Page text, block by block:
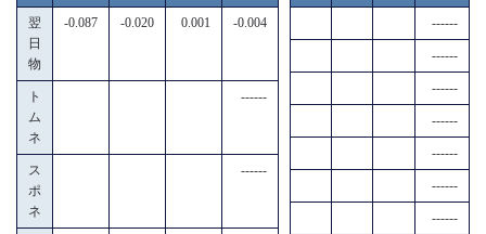
翌
日
物
-0.087 -0.020 0.001 -0.004
ト
ム
ネ
------
ス
ポ
ネ
------
------
------
------
------
------
------
------